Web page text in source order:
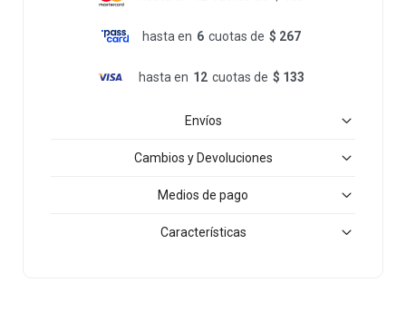
hasta en 6 cuotas de $ 267
hasta en 12 cuotas de $ 133
Envíos
Cambios y Devoluciones
Medios de pago
Características